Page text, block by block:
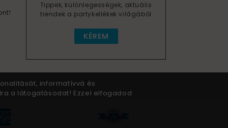
Tippek, különlegességek, aktuális
trendek a partykellékek világából
KÉREM
informatívvá és
a látogatásodat! Ezzel elfogadod